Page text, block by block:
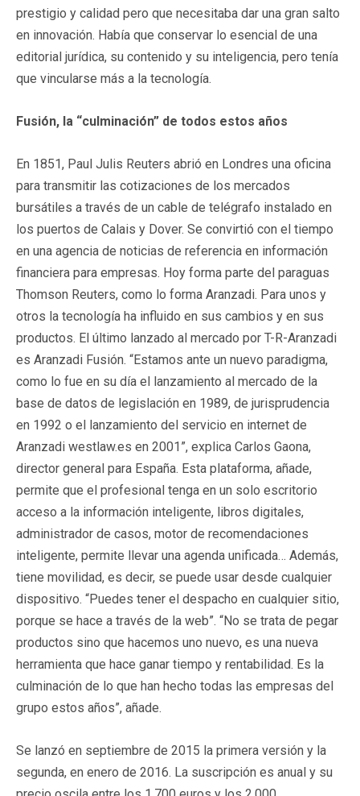
prestigio y calidad pero que necesitaba dar una gran salto
en innovación. Había que conservar lo esencial de una
editorial jurídica, su contenido y su inteligencia, pero tenía
que vincularse más a la tecnología.
Fusión, la “culminación” de todos estos años
En 1851, Paul Julis Reuters abrió en Londres una oficina
para transmitir las cotizaciones de los mercados
bursátiles a través de un cable de telégrafo instalado en
los puertos de Calais y Dover. Se convirtió con el tiempo
en una agencia de noticias de referencia en información
financiera para empresas. Hoy forma parte del paraguas
Thomson Reuters, como lo forma Aranzadi. Para unos y
otros la tecnología ha influido en sus cambios y en sus
productos. El último lanzado al mercado por T-R-Aranzadi
es Aranzadi Fusión. “Estamos ante un nuevo paradigma,
como lo fue en su día el lanzamiento al mercado de la
base de datos de legislación en 1989, de jurisprudencia
en 1992 o el lanzamiento del servicio en internet de
Aranzadi westlaw.es en 2001”, explica Carlos Gaona,
director general para España. Esta plataforma, añade,
permite que el profesional tenga en un solo escritorio
acceso a la información inteligente, libros digitales,
administrador de casos, motor de recomendaciones
inteligente, permite llevar una agenda unificada… Además,
tiene movilidad, es decir, se puede usar desde cualquier
dispositivo. “Puedes tener el despacho en cualquier sitio,
porque se hace a través de la web”. “No se trata de pegar
productos sino que hacemos uno nuevo, es una nueva
herramienta que hace ganar tiempo y rentabilidad. Es la
culminación de lo que han hecho todas las empresas del
grupo estos años”, añade.
Se lanzó en septiembre de 2015 la primera versión y la
segunda, en enero de 2016. La suscripción es anual y su